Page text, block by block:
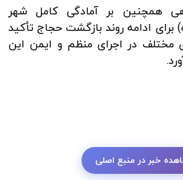
همچنین بر آمادگی کامل شهر
برای ادامه روند بازگشت حجاج تأکید
مختلف در اجرای منظم و ایمن این
خبر در منبع اصلی